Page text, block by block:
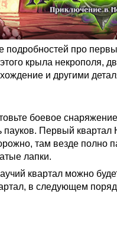
подробностей про
крыла некрополя,
и другими
боевое
пауков. Первый квартал
там везде полно
лапки.
квартал можно
в следующем